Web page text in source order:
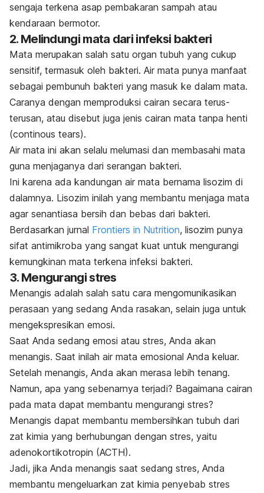
sengaja terkena asap pembakaran sampah atau
kendaraan bermotor.
2. Melindungi mata dari infeksi bakteri
Mata merupakan salah satu organ tubuh yang cukup
sensitif, termasuk oleh bakteri. Air mata punya manfaat
sebagai pembunuh bakteri yang masuk ke dalam mata.
Caranya dengan memproduksi cairan secara terus-
terusan, atau disebut juga jenis cairan mata tanpa henti
(continous tears).
Air mata ini akan selalu melumasi dan membasahi mata
guna menjaganya dari serangan bakteri.
Ini karena ada kandungan air mata bernama lisozim di
dalamnya. Lisozim inilah yang membantu menjaga mata
agar senantiasa bersih dan bebas dari bakteri.
Berdasarkan jurnal Frontiers in Nutrition, lisozim punya
sifat antimikroba yang sangat kuat untuk mengurangi
kemungkinan mata terkena infeksi bakteri.
3. Mengurangi stres
Menangis adalah salah satu cara mengomunikasikan
perasaan yang sedang Anda rasakan, selain juga untuk
mengekspresikan emosi.
Saat Anda sedang emosi atau stres, Anda akan
menangis. Saat inilah air mata emosional Anda keluar.
Setelah menangis, Anda akan merasa lebih tenang.
Namun, apa yang sebenarnya terjadi? Bagaimana cairan
pada mata dapat membantu mengurangi stres?
Menangis dapat membantu membersihkan tubuh dari
zat kimia yang berhubungan dengan stres, yaitu
adenokortikotropin (ACTH).
Jadi, jika Anda menangis saat sedang stres, Anda
membantu mengeluarkan zat kimia penyebab stres